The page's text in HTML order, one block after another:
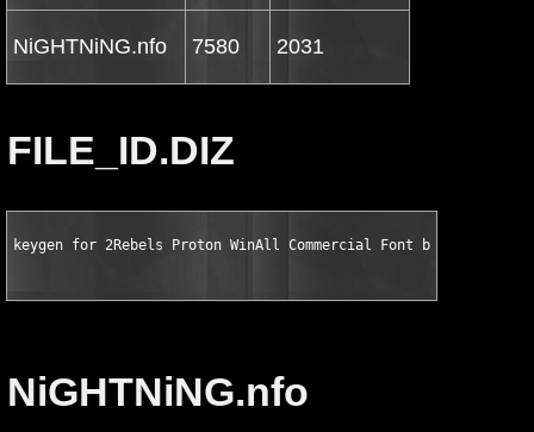
NiGHTNiNG.nfo 7580 2031
FILE_ID.DIZ
keygen for 2Rebels Proton WinAll Commercial Font by NiGHTNiNG
NiGHTNiNG.nfo